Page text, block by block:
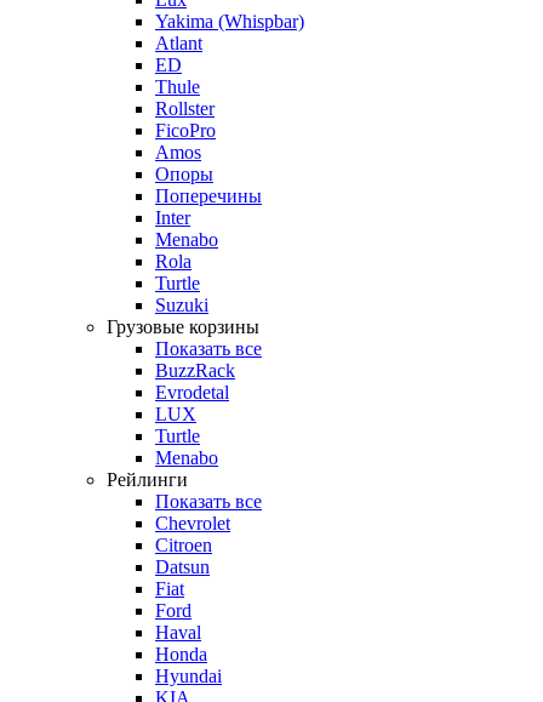
Yakima (Whispbar)
Atlant
ED
Thule
Rollster
FicoPro
Amos
Опоры
Поперечины
Inter
Menabo
Rola
Turtle
Suzuki
Грузовые корзины
Показать все
BuzzRack
Evrodetal
LUX
Turtle
Menabo
Рейлинги
Показать все
Chevrolet
Citroen
Datsun
Fiat
Ford
Haval
Honda
Hyundai
KIA